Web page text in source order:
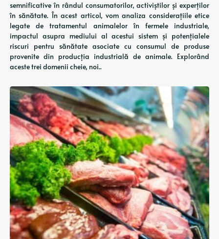
semnificative în rândul consumatorilor, activiștilor și experților
în sănătate. În acest articol, vom analiza considerațiile etice
legate de tratamentul animalelor în fermele industriale,
impactul asupra mediului al acestui sistem și potențialele
riscuri pentru sănătate asociate cu consumul de produse
provenite din producția industrială de animale. Explorând
aceste trei domenii cheie, noi..